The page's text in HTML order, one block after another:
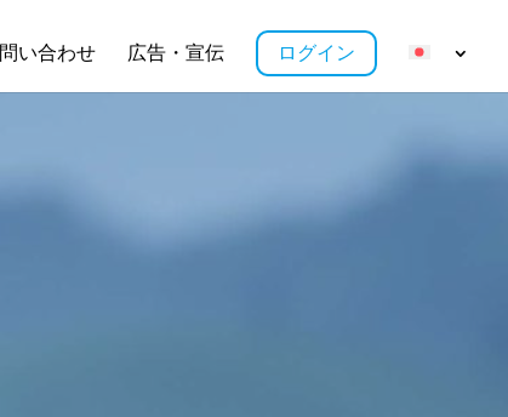
問い合わせ 広告・宣伝 ログイン